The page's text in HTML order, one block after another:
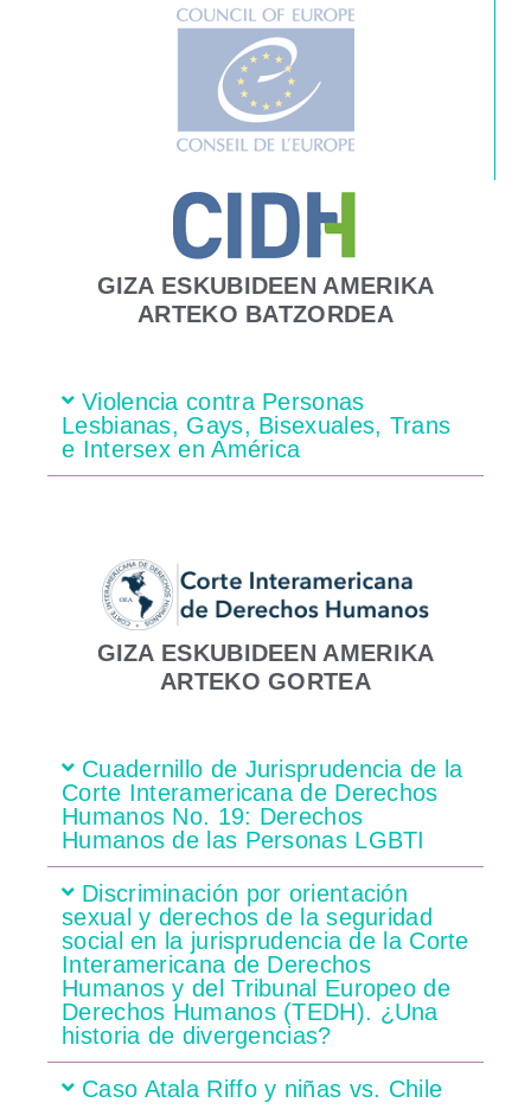
GIZA ESKUBIDEEN AMERIKA
ARTEKO BATZORDEA
Violencia contra Personas
Lesbianas, Gays, Bisexuales, Trans
e Intersex en América
GIZA ESKUBIDEEN AMERIKA
ARTEKO GORTEA
Cuadernillo de Jurisprudencia de la
Corte Interamericana de Derechos
Humanos No. 19: Derechos
Humanos de las Personas LGBTI
Discriminación por orientación
sexual y derechos de la seguridad
social en la jurisprudencia de la Corte
Interamericana de Derechos
Humanos y del Tribunal Europeo de
Derechos Humanos (TEDH). ¿Una
historia de divergencias?
Caso Atala Riffo y niñas vs. Chile